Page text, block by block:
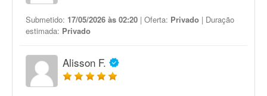
Submetido: 17/05/2026 às 02:20 | Oferta: Privado | Duração
estimada: Privado
Alisson F.